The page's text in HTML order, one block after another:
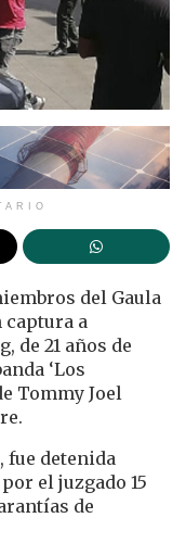
del Gaula
a
de 21 años de
‘Los
Tommy Joel
fue detenida
el juzgado 15
de